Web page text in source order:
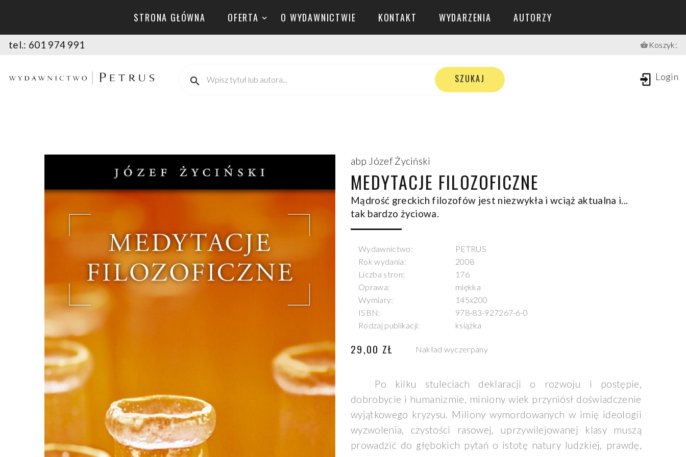
STRONA GŁÓWNA OFERTA O WYDAWNICTWIE KONTAKT WYDARZENIA AUTORZY
tel.: 601 974 991 Koszyk:
SZUKA J
SZUKAJ Login
abp Józef Życiński
MEDYTACJE FILOZOFICZNE
Mądrość greckich filozofów jest niezwykła i wciąż aktualna i...
tak bardzo życiowa.
Wydawnictwo:
PETRUS
Rok wydania:
2008
Liczba stron:
176
Oprawa:
miękka
Wymiary:
145x200
ISBN:
978-83-927267-6-0
Rodzaj publikacji:
książka
29,00 ZŁ Nakład wyczerpany
Po kilku stuleciach deklaracji o rozwoju i postępie,
dobrobycie i humanizmie, miniony wiek przyniósł doświadczenie
wyjątkowego kryzysu. Miliony wymordowanych w imię ideologii
wyzwolenia, czystości rasowej, uprzywilejowanej klasy muszą
prowadzić do głębokich pytań o istotę natury ludzkiej, prawdę,